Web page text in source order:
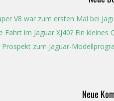
V8 war zum ersten Mal bei
Fahrt im Jaguar XJ40? Ein
Prospekt zum Jaguar-
Neue